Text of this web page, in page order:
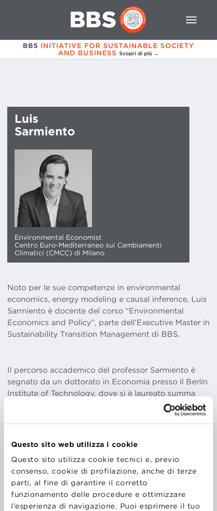
Questo sito web utilizza i cookie
Questo sito utilizza cookie tecnici e, previo
consenso, cookie di profilazione, anche di terze
parti, al fine di garantire il corretto
funzionamento delle procedure e ottimizzare
l’esperienza di navigazione. Puoi esprimere il tuo
BBS INITIATIVE FOR SUSTAINABLE SOCIETY
AND BUSINESS Scopri di più →
Luis
Sarmiento
Environmental Economist
Centro Euro-Mediterraneo sui Cambiamenti
Climatici (CMCC) di Milano
Noto per le sue competenze in environmental
economics, energy modeling e causal inference, Luis
Sarmiento è docente del corso “Environmental
Economics and Policy”, parte dell’Executive Master in
Sustainability Transition Management di BBS.
Il percorso accademico del professor Sarmiento è
segnato da un dottorato in Economia presso il Berlin
Institute of Technology, dove si è laureato summa
cum laude. La sua carriera professionale è ricca di
contributi nel campo dell’economia ambientale.
Economist al Centro Euro-Mediterraneo sui
precedenti includono un post-dottorato presso la
stessa istituzione ed esperienza da Ricercatore
Associato al German Institute of Economic Research
e all’Hertie School of Governance.